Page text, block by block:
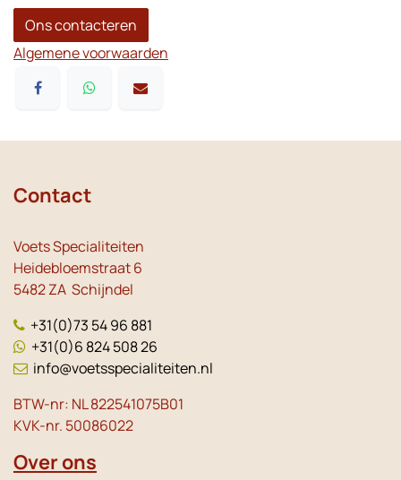
Ons contacteren
Algemene voorwaarden
Contact
Voets Specialiteiten
Heidebloemstraat 6
5482 ZA Schijndel
+31(0)73 54 96 881
+31(0)6 824 508 26
info@voetsspecialiteiten.nl
BTW-nr: NL 822541075B01
KVK-nr. 50086022
Over ons